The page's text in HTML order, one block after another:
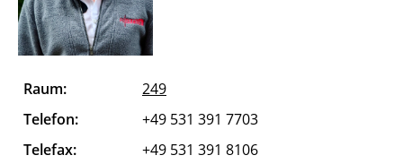
Essers Julien
Farshadi Abdolhamid
Ferk Merle
Raum:
249
Telefon:
+49 531 391 7703
Telefax:
+49 531 391 8106